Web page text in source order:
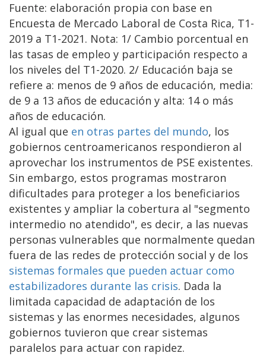
Fuente: elaboración propia con base en
Encuesta de Mercado Laboral de Costa Rica, T1-
2019 a T1-2021. Nota: 1/ Cambio porcentual en
las tasas de empleo y participación respecto a
los niveles del T1-2020. 2/ Educación baja se
refiere a: menos de 9 años de educación, media:
de 9 a 13 años de educación y alta: 14 o más
años de educación.
Al igual que en otras partes del mundo, los
gobiernos centroamericanos respondieron al
aprovechar los instrumentos de PSE existentes.
Sin embargo, estos programas mostraron
dificultades para proteger a los beneficiarios
existentes y ampliar la cobertura al "segmento
intermedio no atendido", es decir, a las nuevas
personas vulnerables que normalmente quedan
fuera de las redes de protección social y de los
sistemas formales que pueden actuar como
estabilizadores durante las crisis. Dada la
limitada capacidad de adaptación de los
sistemas y las enormes necesidades, algunos
gobiernos tuvieron que crear sistemas
paralelos para actuar con rapidez.